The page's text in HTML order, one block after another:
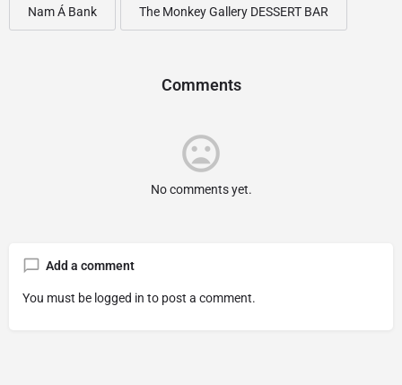
Nam Á Bank The Monkey Gallery DESSERT BAR
Comments
No comments yet.
Add a comment
You must be logged in to post a comment.